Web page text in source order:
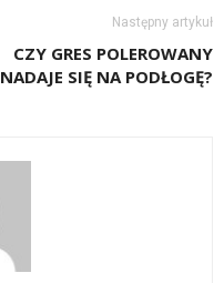
Następny artykuł
CZY GRES POLEROWANY
NADAJE SIĘ NA PODŁOGĘ?